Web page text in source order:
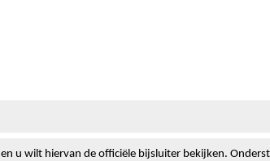
en u wilt hiervan de officiële bijsluiter bekijken.